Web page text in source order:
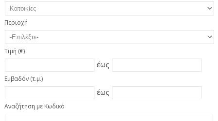
Περιοχή
Τιμή (€)
έως
Εμβαδόν (τ.μ.)
έως
Αναζήτηση με Κωδικό